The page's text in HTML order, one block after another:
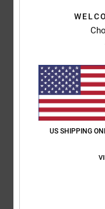
Komfort: 5/5 Preis-
: 5/5 Farbe: 5/5
Ich empfehle dieses
US SHIPPING